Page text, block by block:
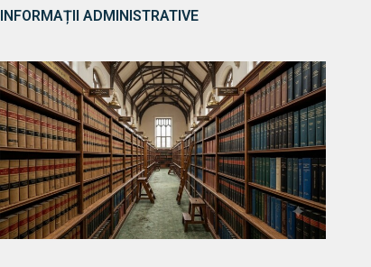
INFORMAȚII ADMINISTRATIVE